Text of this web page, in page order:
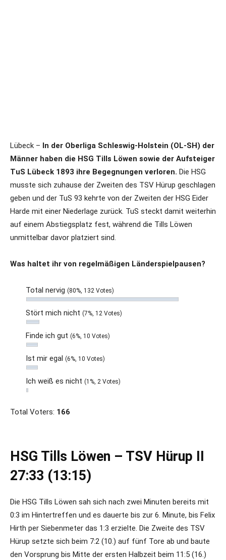
Lübeck – In der Oberliga Schleswig-Holstein (OL-SH) der
Männer haben die HSG Tills Löwen sowie der Aufsteiger
TuS Lübeck 1893 ihre Begegnungen verloren. Die HSG
musste sich zuhause der Zweiten des TSV Hürup geschlagen
geben und der TuS 93 kehrte von der Zweiten der HSG Eider
Harde mit einer Niederlage zurück. TuS steckt damit weiterhin
auf einem Abstiegsplatz fest, während die Tills Löwen
unmittelbar davor platziert sind.
Was haltet ihr von regelmäßigen Länderspielpausen?
Total nervig (80%, 132 Votes)
Stört mich nicht (7%, 12 Votes)
Finde ich gut (6%, 10 Votes)
Ist mir egal (6%, 10 Votes)
Ich weiß es nicht (1%, 2 Votes)
Total Voters: 166
HSG Tills Löwen – TSV Hürup II
27:33 (13:15)
Die HSG Tills Löwen sah sich nach zwei Minuten bereits mit
0:3 im Hintertreffen und es dauerte bis zur 6. Minute, bis Felix
Hirth per Siebenmeter das 1:3 erzielte. Die Zweite des TSV
Hürup setzte sich beim 7:2 (10.) auf fünf Tore ab und baute
den Vorsprung bis Mitte der ersten Halbzeit beim 11:5 (16.)